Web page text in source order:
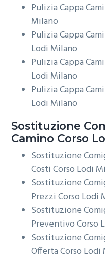
Pulizia Cappa
Milano
Pulizia Cappa
Lodi Milano
Pulizia Cappa
Lodi Milano
Pulizia Cappa
Lodi Milano
Sostituzione
Camino Corso
Sostituzione
Costi Corso Lodi
Sostituzione
Prezzi Corso Lodi
Sostituzione
Preventivo Corso
Sostituzione
Offerta Corso Lodi